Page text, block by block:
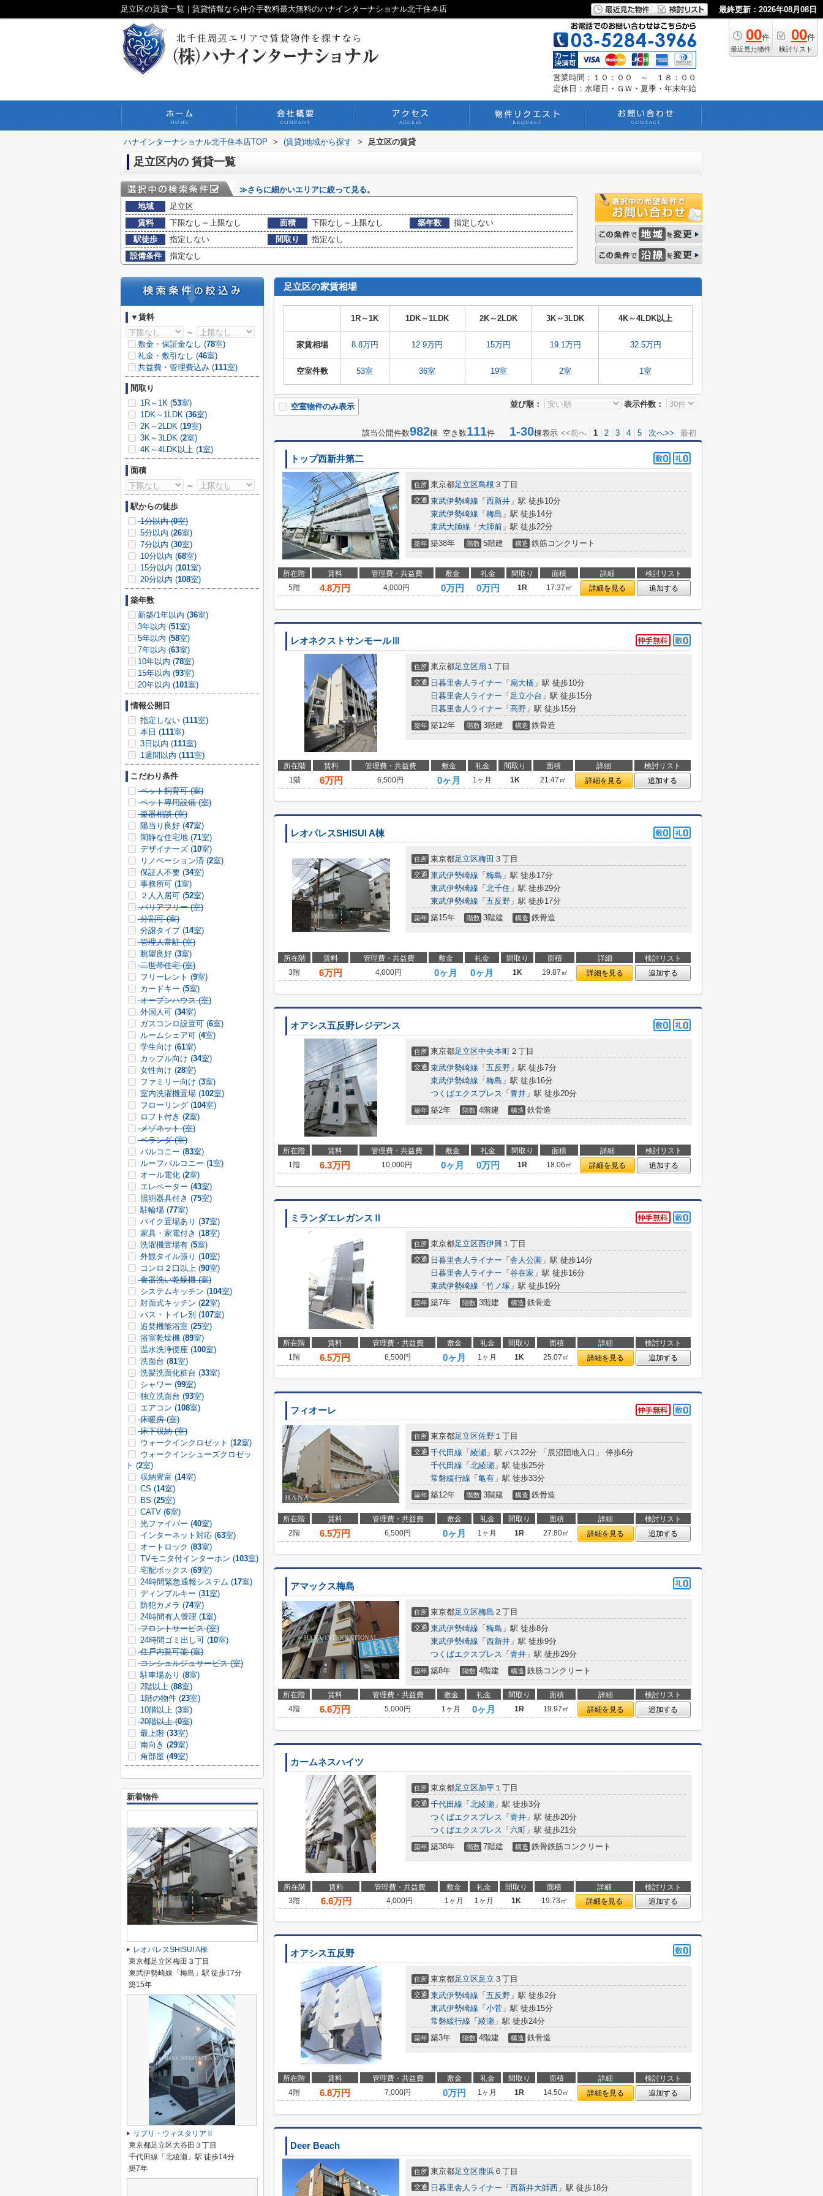
足立区の賃貸一覧｜賃貸情報なら仲介手数料最大無料のハナインターナショナル北千住本店 最終更新：2026年08月08日
00件
最近見た物件
00件
検討リスト
営業時間：１０：００ ～ １８：００
定休日：水曜日・ＧＷ・夏季・年末年始
ハナインターナショナル北千住本店TOP > (賃貸)地域から探す > 足立区の賃貸
足立区内の 賃貸一覧
≫さらに細かいエリアに絞って見る。
地域
足立区
賃料
下限なし～上限なし 面積 下限なし～上限なし 築年数
指定しない
駅徒歩
指定しない 間取り
指定なし
設備条件
指定なし
足立区の家賃相場
1R～1K 1DK～1LDK 2K～2LDK 3K～3LDK 4K～4LDK以上
家賃相場 8.8万円 12.9万円 15万円 19.1万円 32.5万円
空室件数 53室 36室 19室 2室 1室
並び順： 表示件数：
空室物件のみ表示
該当公開件数982棟 空き数111件 1-30棟表示 <<前へ 1 2 3 4 5 次へ>> 最初
トップ西新井第二
住所 東京都足立区島根 ３丁目
交通 東武伊勢崎線 「 西新井 」駅 徒歩10分
東武伊勢崎線 「 梅島 」駅 徒歩14分
東武大師線 「 大師前 」駅 徒歩22分
築年 築38年 階数 5階建 構造 鉄筋コンクリート
所在階 賃料 管理費・共益費 敷金 礼金 間取り 面積 詳細
検討リスト
5階
4.8万円 4,000円 0万円 0万円 1R 17.37㎡ 詳細を見る 追加する
レオネクストサンモールⅢ
住所 東京都足立区扇 １丁目
交通 日暮里舎人ライナー 「 扇大橋 」駅 徒歩10分
日暮里舎人ライナー 「 足立小台 」駅 徒歩15分
日暮里舎人ライナー 「 高野 」駅 徒歩15分
築年 築12年 階数 3階建 構造 鉄骨造
所在階 賃料 管理費・共益費 敷金 礼金 間取り 面積 詳細
検討リスト
1階
6万円 6,500円 0ヶ月 1ヶ月 1K 21.47㎡ 詳細を見る 追加する
レオパレスSHISUI A棟
住所 東京都足立区梅田 ３丁目
交通 東武伊勢崎線 「 梅島 」駅 徒歩17分
東武伊勢崎線 「 北千住 」駅 徒歩29分
東武伊勢崎線 「 五反野 」駅 徒歩17分
築年 築15年 階数 3階建 構造 鉄骨造
所在階 賃料 管理費・共益費 敷金 礼金 間取り 面積 詳細
検討リスト
3階
6万円 4,000円 0ヶ月 0ヶ月 1K 19.87㎡ 詳細を見る 追加する
オアシス五反野レジデンス
住所 東京都足立区中央本町 ２丁目
交通 東武伊勢崎線 「 五反野 」駅 徒歩7分
東武伊勢崎線 「 梅島 」駅 徒歩16分
つくばエクスプレス 「 青井 」駅 徒歩20分
築年 築2年 階数 4階建 構造 鉄骨造
所在階 賃料 管理費・共益費 敷金 礼金 間取り 面積 詳細
検討リスト
1階
6.3万円 10,000円 0ヶ月 0万円 1R 18.06㎡ 詳細を見る 追加する
ミランダエレガンスⅡ
住所 東京都足立区西伊興 １丁目
交通 日暮里舎人ライナー 「 舎人公園 」駅 徒歩14分
日暮里舎人ライナー 「 谷在家 」駅 徒歩16分
東武伊勢崎線 「 竹ノ塚 」駅 徒歩19分
築年 築7年 階数 3階建 構造 鉄骨造
所在階 賃料 管理費・共益費 敷金 礼金 間取り 面積 詳細
検討リスト
1階
6.5万円 6,500円 0ヶ月 1ヶ月 1K 25.07㎡ 詳細を見る 追加する
フィオーレ
住所 東京都足立区佐野 １丁目
交通 千代田線 「 綾瀬 」駅 バス22分 「辰沼団地入口」 停歩6分
千代田線 「 北綾瀬 」駅 徒歩25分
常磐緩行線 「 亀有 」駅 徒歩33分
築年 築12年 階数 3階建 構造 鉄骨造
所在階 賃料 管理費・共益費 敷金 礼金 間取り 面積 詳細
検討リスト
2階
6.5万円 6,500円 0ヶ月 1ヶ月 1R 27.80㎡ 詳細を見る 追加する
アマックス梅島
住所 東京都足立区梅島 ２丁目
交通 東武伊勢崎線 「 梅島 」駅 徒歩8分
東武伊勢崎線 「 西新井 」駅 徒歩9分
つくばエクスプレス 「 青井 」駅 徒歩29分
築年 築8年 階数 4階建 構造 鉄筋コンクリート
所在階 賃料 管理費・共益費 敷金 礼金 間取り 面積 詳細
検討リスト
4階
6.6万円 5,000円 1ヶ月 0ヶ月 1R 19.97㎡ 詳細を見る 追加する
カームネスハイツ
住所 東京都足立区加平 １丁目
交通 千代田線 「 北綾瀬 」駅 徒歩3分
つくばエクスプレス 「 青井 」駅 徒歩20分
つくばエクスプレス 「 六町 」駅 徒歩21分
築年 築38年 階数 7階建 構造 鉄骨鉄筋コンクリート
所在階 賃料 管理費・共益費 敷金 礼金 間取り 面積 詳細
検討リスト
3階
6.6万円 4,000円 1ヶ月 1ヶ月 1K 19.73㎡ 詳細を見る 追加する
オアシス五反野
住所 東京都足立区足立 ３丁目
交通 東武伊勢崎線 「 五反野 」駅 徒歩2分
東武伊勢崎線 「 小菅 」駅 徒歩15分
常磐緩行線 「 綾瀬 」駅 徒歩24分
築年 築3年 階数 4階建 構造 鉄骨造
所在階 賃料 管理費・共益費 敷金 礼金 間取り 面積 詳細
検討リスト
4階
6.8万円 7,000円 0万円 1ヶ月 1R 14.50㎡ 詳細を見る 追加する
Deer Beach
住所 東京都足立区鹿浜 ６丁目
交通 日暮里舎人ライナー 「 西新井大師西 」駅 徒歩18分
▼賃料
～
敷金・保証金なし (78室)
礼金・敷引なし (46室)
共益費・管理費込み (111室)
間取り
1R～1K (53室)
1DK～1LDK (36室)
2K～2LDK (19室)
3K～3LDK (2室)
4K～4LDK以上 (1室)
面積
～
駅からの徒歩
1分以内 (0室)
5分以内 (26室)
7分以内 (30室)
10分以内 (68室)
15分以内 (101室)
20分以内 (108室)
築年数
新築/1年以内 (36室)
3年以内 (51室)
5年以内 (58室)
7年以内 (63室)
10年以内 (78室)
15年以内 (93室)
20年以内 (101室)
情報公開日
指定しない (111室)
本日 (111室)
3日以内 (111室)
1週間以内 (111室)
こだわり条件
ペット飼育可 (室)
ペット専用設備 (室)
楽器相談 (室)
陽当り良好 (47室)
閑静な住宅地 (71室)
デザイナーズ (10室)
リノベーション済 (2室)
保証人不要 (34室)
事務所可 (1室)
２人入居可 (52室)
バリアフリー (室)
分割可 (室)
分譲タイプ (14室)
管理人常駐 (室)
眺望良好 (3室)
二世帯住宅 (室)
フリーレント (9室)
カードキー (5室)
オープンハウス (室)
外国人可 (34室)
ガスコンロ設置可 (6室)
ルームシェア可 (4室)
学生向け (61室)
カップル向け (34室)
女性向け (28室)
ファミリー向け (3室)
室内洗濯機置場 (102室)
フローリング (104室)
ロフト付き (2室)
メゾネット (室)
ベランダ (室)
バルコニー (83室)
ルーフバルコニー (1室)
オール電化 (2室)
エレベーター (43室)
照明器具付き (75室)
駐輪場 (77室)
バイク置場あり (37室)
家具・家電付き (18室)
洗濯機置場有 (5室)
外観タイル張り (10室)
コンロ２口以上 (90室)
食器洗い乾燥機 (室)
システムキッチン (104室)
対面式キッチン (22室)
バス・トイレ別 (107室)
追焚機能浴室 (25室)
浴室乾燥機 (89室)
温水洗浄便座 (100室)
洗面台 (81室)
洗髪洗面化粧台 (33室)
シャワー (99室)
独立洗面台 (93室)
エアコン (108室)
床暖房 (室)
床下収納 (室)
ウォークインクロゼット (12室)
ウォークインシューズクロゼッ
ト (2室)
収納豊富 (14室)
CS (14室)
BS (25室)
CATV (6室)
光ファイバー (40室)
インターネット対応 (63室)
オートロック (83室)
TVモニタ付インターホン (103室)
宅配ボックス (69室)
24時間緊急通報システム (17室)
ディンプルキー (31室)
防犯カメラ (74室)
24時間有人管理 (1室)
フロントサービス (室)
24時間ゴミ出し可 (10室)
住戸内覧可能 (室)
コンシェルジュサービス (室)
駐車場あり (8室)
2階以上 (88室)
1階の物件 (23室)
10階以上 (3室)
20階以上 (0室)
最上階 (33室)
南向き (29室)
角部屋 (49室)
新着物件
レオパレスSHISUI A棟
東京都足立区梅田３丁目
東武伊勢崎線「梅島」駅 徒歩17分
築15年
リブリ・ウィスタリアⅡ
東京都足立区大谷田３丁目
千代田線「北綾瀬」駅 徒歩14分
築7年